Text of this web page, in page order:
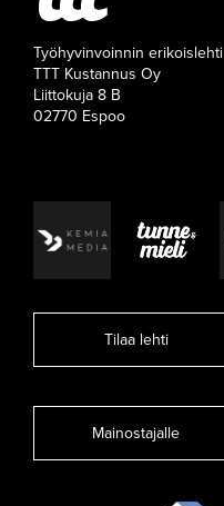
Työhyvinvoinnin erikoislehti
TTT Kustannus Oy
Liittokuja 8 B
02770 Espoo
Tilaa lehti
Mainostajalle